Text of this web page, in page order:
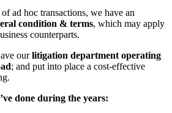
ad hoc transactions, we have an
condition & terms, which may apply
counterparts.
ourlitigation department operating
; and put into place a cost-effective
done during the years: